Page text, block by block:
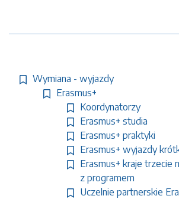
Wymiana - wyjazdy
Erasmus+
Koordynatorzy
Erasmus+ studia
Erasmus+ praktyki
Erasmus+ wyjazdy
Erasmus+ kraje trzecie
z programem
Uczelnie partnerskie